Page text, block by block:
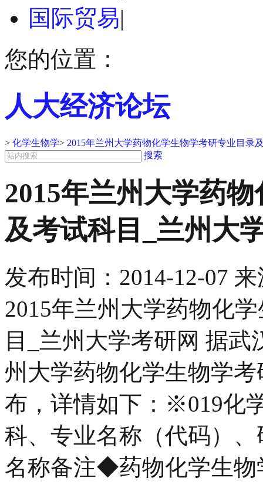
国际贸易|
您的位置：
人大经济论坛
> 化学生物学> 2015年兰州大学药物化学生物学考研专业目录
搜索
2015年兰州大学药
及考试科目_兰州大
发布时间： 2014-12-07 来
2015年兰州大学药物化
目_兰州大学考研网 据武
州大学药物化学生物学
布，详情如下：※019化
科、专业名称（代码）
名称备注◆药物化学生物